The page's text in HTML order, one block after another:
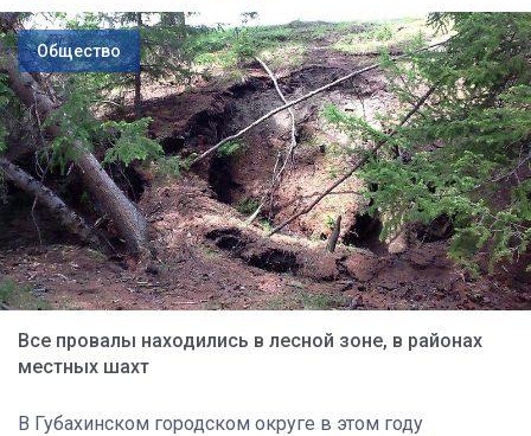
Общество
Все провалы находились в лесной зоне, в районах
местных шахт
В Губахинском городском округе в этом году